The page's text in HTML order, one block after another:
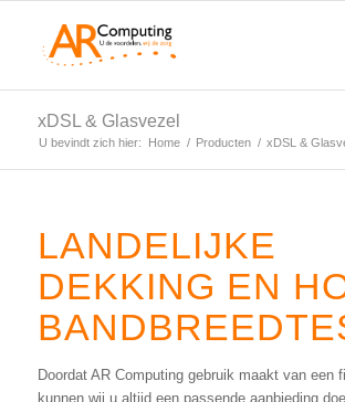
xDSL & Glasvezel
U bevindt zich hier: Home / Producten / xDSL &
LANDELIJKE
DEKKING EN
Doordat AR Computing gebruik maakt van een
kunnen wij u altijd een passende aanbieding